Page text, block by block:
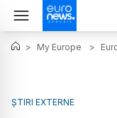
> My Europe >
ȘTIRI EXTERNE